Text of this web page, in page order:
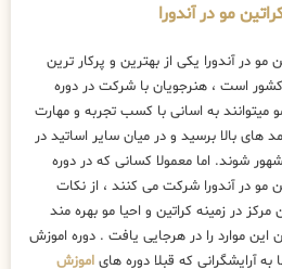
مو در آندورا
در آندورا یکی از بهترین و پرکار ترین
است ، هنرجویان با شرکت در دوره
میتوانند به اسانی با کسب تجربه و مهارت
های بالا برسید و در میان سایر اساتید در
شوند. اما معمولا کسانی که در دوره
مو در آندورا شرکت می کنند ، از نکات
در زمینه کراتین و احیا مو بهره مند
این موارد را در هرجایی یافت . دوره اموزش
به آرایشگرانی که قبلا دوره های اموزش